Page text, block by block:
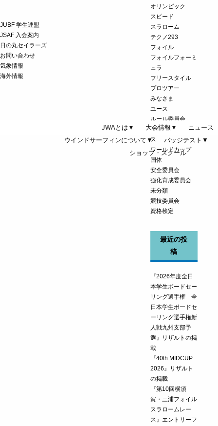
JUBF 学生連盟
JSAF 入会案内
日の丸セイラーズ
お問い合わせ
気象情報
海外情報
JWAとは▼ 大会情報▼
ニュース
ウインドサーフィンについて▼
バッジテスト▼
ショップ・スクール
オリンピック
スピード
スラローム
テクノ293
フォイル
フォイルフォーミ
ュラ
フリースタイル
プロツアー
みなさま
ユース
ルール委員会
ロングディスタン
ス
ワールドカップ
国体
安全委員会
強化育成委員会
未分類
競技委員会
資格検定
最近の投
稿
『2026年度全日
本学生ボードセー
リング選手権 全
日本学生ボードセ
ーリング選手権新
人戦九州支部予
選』リザルトの掲
載
『40th MIDCUP
2026』リザルト
の掲載
『第10回横須
賀・三浦フォイル
スラロームレー
ス』エントリーフ